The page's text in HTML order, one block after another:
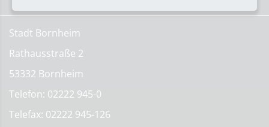
Stadt Bornheim
Rathausstraße 2
53332 Bornheim
Telefon: 02222 945-0
Telefax: 02222 945-126